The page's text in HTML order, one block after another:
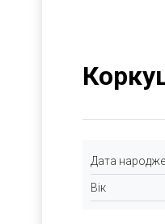
Дата
Вік